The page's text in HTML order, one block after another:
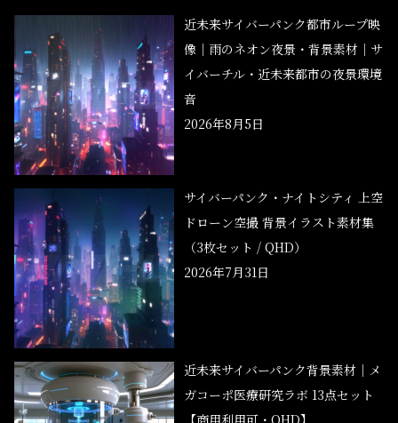
近未来サイバーパンク都市ループ映
像｜雨のネオン夜景・背景素材｜サ
イバーチル・近未来都市の夜景環境
音
2026年8月5日
サイバーパンク・ナイトシティ 上空
ドローン空撮 背景イラスト素材集
（3枚セット / QHD）
2026年7月31日
近未来サイバーパンク背景素材｜メ
ガコーポ医療研究ラボ 13点セット